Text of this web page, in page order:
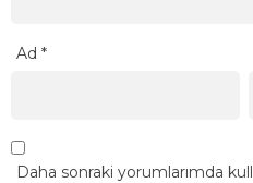
Ad *
Daha sonraki yorumlarımda